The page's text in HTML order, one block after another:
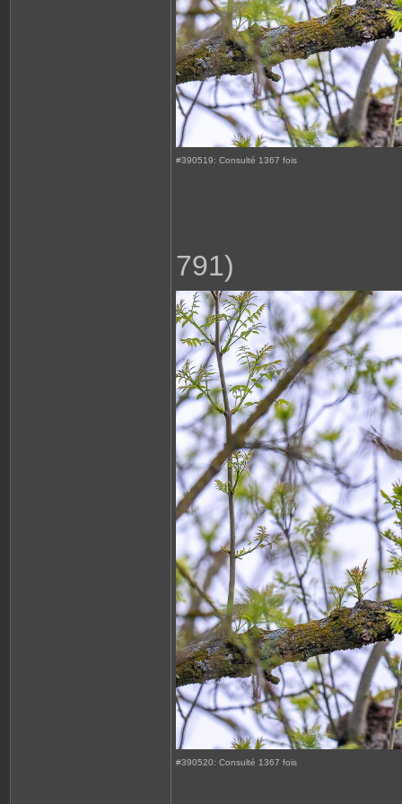
#390519: Consulté 1367 fois
791)
#390520: Consulté 1367 fois